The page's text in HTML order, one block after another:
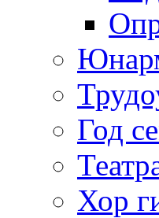
Год
Хор